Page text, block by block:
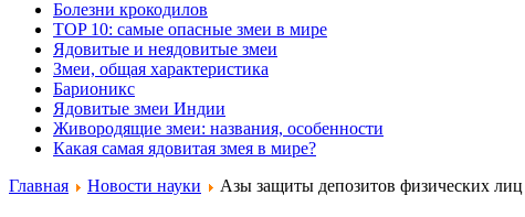
Болезни крокодилов
TOP 10: самые опасные змеи в мире
Ядовитые и неядовитые змеи
Змеи, общая характеристика
Барионикс
Ядовитые змеи Индии
Живородящие змеи: названия, особенности
Какая самая ядовитая змея в мире?
Главная
Новости науки Азы защиты депозитов физических лиц